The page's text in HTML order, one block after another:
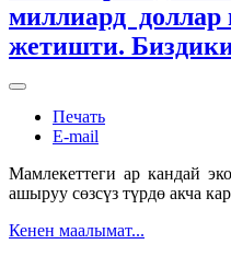
миллиард доллар
жетишти.
Печать
E-mail
Мамлекеттеги ар кандай
ашыруу сөзсүз түрдө акча
Кенен маалымат...